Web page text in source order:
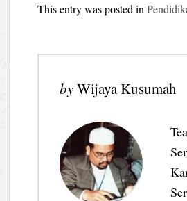
This entry was posted in
byWijaya Kusumah